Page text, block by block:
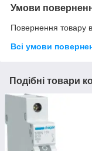
Умови
Повернення товару
Всі умови
Подібні товари